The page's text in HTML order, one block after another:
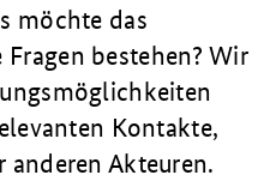
möchte das
bestehen? Wir
Kontakte,
anderen Akteuren.